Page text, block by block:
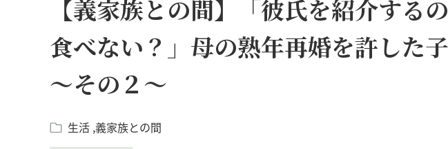
【義家族との間】「彼氏を紹介する
食べない？」母の熟年再婚を許した
～その２～
生活 義家族との間